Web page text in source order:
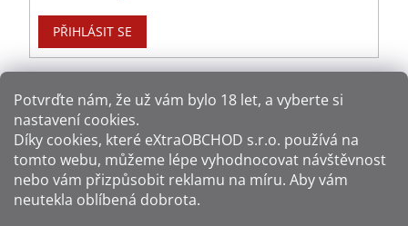
Potvrďte nám​​, že už vám bylo 18 let, a vyberte si
nastavení cookies.
Díky cookies, které eXtraOBCHOD s.r.o. používá na
tomto webu, můžeme lépe vyhodnocovat návštěvnost
nebo vám přizpůsobit reklamu na míru. Aby vám
neutekla oblíbená dobrota.
PŘIHLÁSIT SE
Způsoby dopravy: